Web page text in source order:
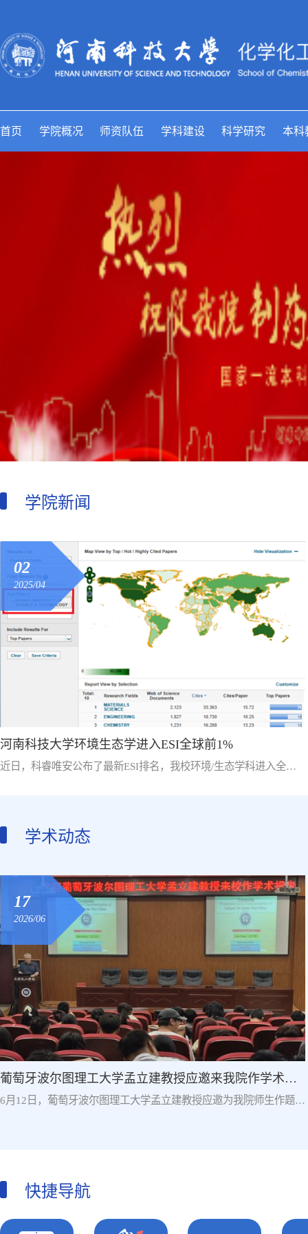
首页 学院概况 师资队伍 学科建设 科学研究 本科
学院新闻
02
2025/04
河南科技大学环境生态学进入ESI全球前1%
近日，科睿唯安公布了最新ESI排名，我校环境/生态学科进入全球E
基本科学指标数据库(Essential Science Indicators)，其将全部科学分
学术动态
17
2026/06
葡萄牙波尔图理工大学孟立建教授应邀来我院作学术报
告
6月12日，葡萄牙波尔图理工大学孟立建教授应邀为我院师生作题为
尺寸与致密度的调控规律：功率过低导致薄膜疏松、迁移率下降，
过高则引入晶格缺陷；同时指出，真空退火可减少氧空...
快捷导航